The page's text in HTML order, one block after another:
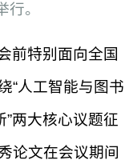
。
前特别面向全国
“人工智能与图书
”两大核心议题征
论文在会议期间